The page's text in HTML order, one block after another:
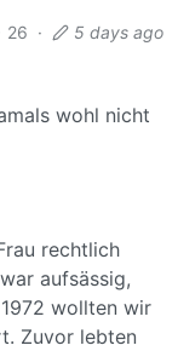
26 · 5 days ago
wohl nicht
rechtlich
aufsässig,
wollten wir
Zuvor lebten